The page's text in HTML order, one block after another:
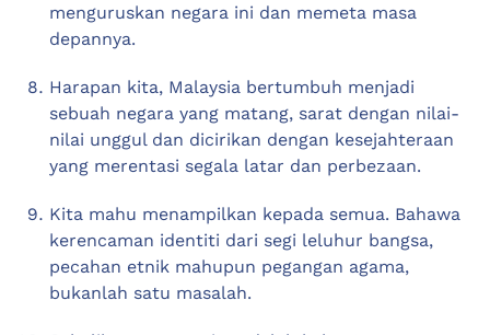
menguruskan negara ini dan memeta masa
depannya.
Harapan kita, Malaysia bertumbuh menjadi
sebuah negara yang matang, sarat dengan nilai-
nilai unggul dan dicirikan dengan kesejahteraan
yang merentasi segala latar dan perbezaan.
Kita mahu menampilkan kepada semua. Bahawa
kerencaman identiti dari segi leluhur bangsa,
pecahan etnik mahupun pegangan agama,
bukanlah satu masalah.